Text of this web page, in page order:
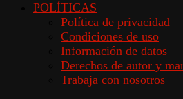
POLÍTICAS
Política de privacidad
Condiciones de uso
Información de datos
Derechos de autor y
Trabaja con nosotros